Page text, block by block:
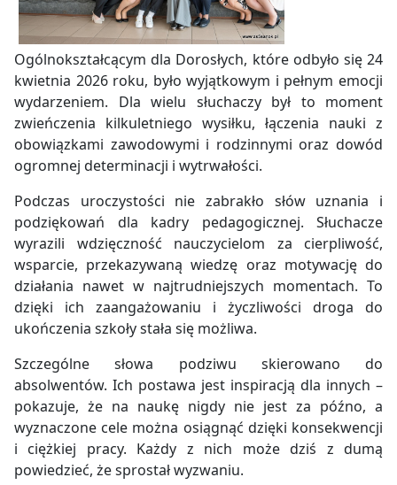
Ogólnokształcącym dla Dorosłych, które odbyło się 24
kwietnia 2026 roku, było wyjątkowym i pełnym emocji
wydarzeniem. Dla wielu słuchaczy był to moment
zwieńczenia kilkuletniego wysiłku, łączenia nauki z
obowiązkami zawodowymi i rodzinnymi oraz dowód
ogromnej determinacji i wytrwałości.
Podczas uroczystości nie zabrakło słów uznania i
podziękowań dla kadry pedagogicznej. Słuchacze
wyrazili wdzięczność nauczycielom za cierpliwość,
wsparcie, przekazywaną wiedzę oraz motywację do
działania nawet w najtrudniejszych momentach. To
dzięki ich zaangażowaniu i życzliwości droga do
ukończenia szkoły stała się możliwa.
Szczególne słowa podziwu skierowano do
absolwentów. Ich postawa jest inspiracją dla innych –
pokazuje, że na naukę nigdy nie jest za późno, a
wyznaczone cele można osiągnąć dzięki konsekwencji
i ciężkiej pracy. Każdy z nich może dziś z dumą
powiedzieć, że sprostał wyzwaniu.